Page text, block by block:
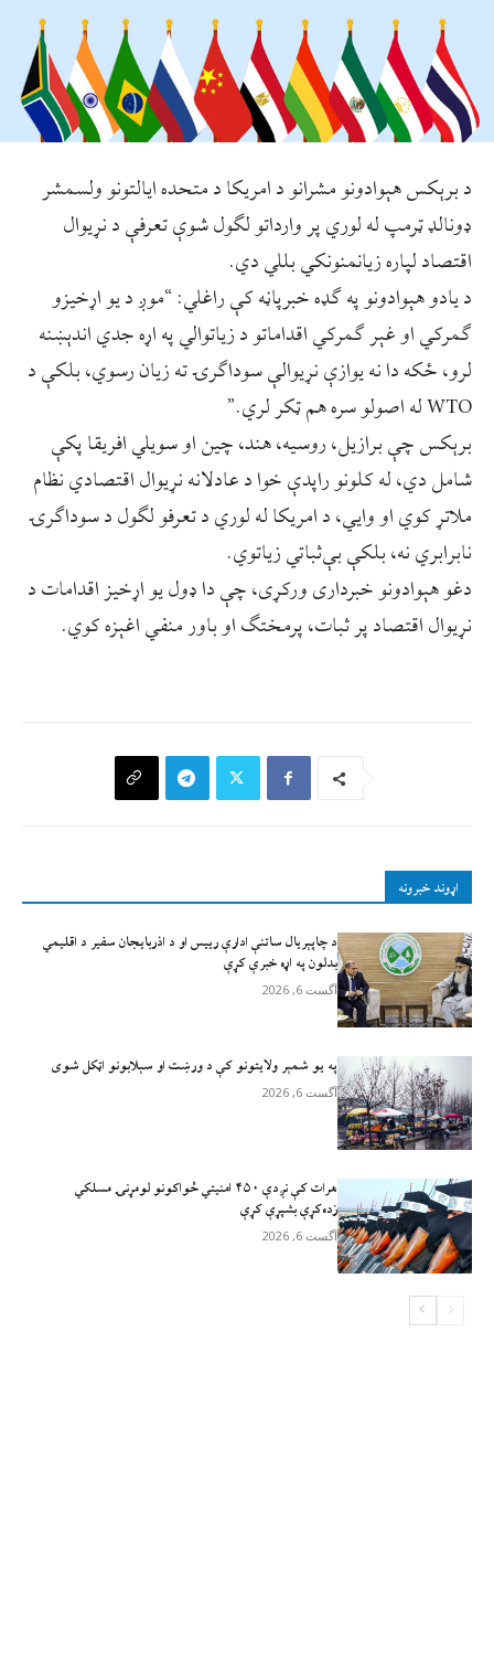
د برېکس هېوادونو مشرانو د امریکا د متحده ايالتونو ولسمشر
ډونالډ ټرمپ له لوري پر وارداتو لګول شوې تعرفې د نړيوال
اقتصاد لپاره زيانمنونکي بللي دي.
د يادو هېوادونو په ګډه خبرپاڼه کې راغلي: “موږ د یو اړخیزو
ګمرکي او غېر ګمرکي اقداماتو د زیاتوالي په اړه جدي اندېښنه
لرو، ځکه دا نه یوازې نړیوالې سوداګرۍ ته زیان رسوي، بلکې د
WTO له اصولو سره هم ټکر لري.”
برېکس چې برازیل، روسیه، هند، چین او سویلي افریقا پکې
شامل دي، له کلونو راپدې خوا د عادلانه نړیوال اقتصادي نظام
ملاتړ کوي او وايي، د امریکا له لوري د تعرفو لګول د سوداګرۍ
نابرابري نه، بلکې بې‌ثباتي زیاتوي.
دغو هېوادونو خبرداری ورکړی، چې دا ډول یو اړخیز اقدامات د
نړیوال اقتصاد پر ثبات، پرمختګ او باور منفي اغېزه کوي.
اړوند خبرونه
د چاپېریال ساتنې ادارې رییس او د اذربایجان سفیر د اقلیمي
بدلون په اړه خبرې کړې
آگست 6, 2026
په یو شمېر ولایتونو کې د ورښت او سېلابونو اټکل شوی
آگست 6, 2026
هرات کې نږدې ۴۵۰ امنيتي ځواکونو لومړنۍ مسلکي
زده‌کړې بشپړې کړې
آگست 6, 2026